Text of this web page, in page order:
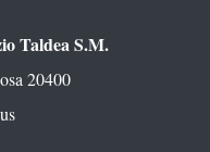
Taldea S.M.
20400